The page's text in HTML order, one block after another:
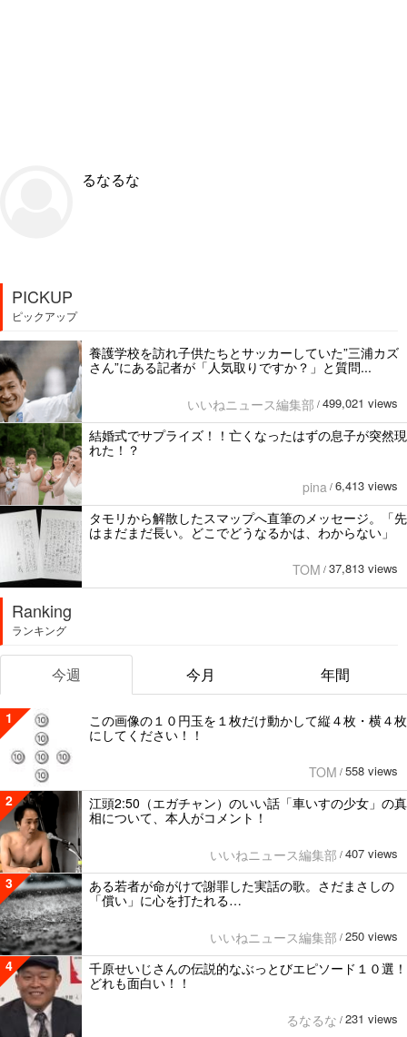
るなるな
PICKUP
ピックアップ
養護学校を訪れ子供たちとサッカーしていた”三浦カズ
さん”にある記者が「人気取りですか？」と質問...
いいねニュース編集部 / 499,021 views
結婚式でサプライズ！！亡くなったはずの息子が突然現
れた！？
pina / 6,413 views
タモリから解散したスマップへ直筆のメッセージ。「先
はまだまだ長い。どこでどうなるかは、わからない」
TOM / 37,813 views
Ranking
ランキング
今週 今月 年間
1
この画像の１０円玉を１枚だけ動かして縦４枚・横４枚
にしてください！！
TOM / 558 views
2
江頭2:50（エガチャン）のいい話「車いすの少女」の真
相について、本人がコメント！
いいねニュース編集部 / 407 views
3
ある若者が命がけで謝罪した実話の歌。さだまさしの
「償い」に心を打たれる…
いいねニュース編集部 / 250 views
4
千原せいじさんの伝説的なぶっとびエピソード１０選！
どれも面白い！！
るなるな / 231 views